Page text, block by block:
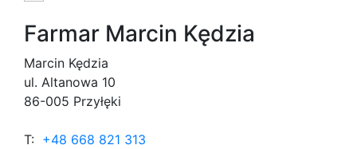
Farmar Marcin Kędzia
Marcin Kędzia
ul. Altanowa 10
86-005 Przyłęki
T: +48 668 821 313